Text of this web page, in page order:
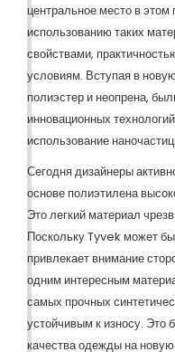
центральное место в этом
использованию таких
свойствами,
условиям. Вступая в
полиэстер и неопрена,
инновационных
использование наночастиц.
Сегодня дизайнеры
основе полиэтилена
Это легкий материал
Поскольку Tyvek может
привлекает внимание
одним интересным
самых прочных
устойчивым к износу. Это
качества одежды на